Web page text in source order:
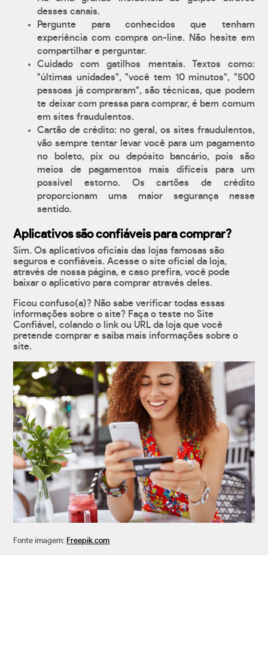
desses canais.
Pergunte para conhecidos que tenham
experiência com compra on-line. Não hesite em
compartilhar e perguntar.
Cuidado com gatilhos mentais. Textos como:
"últimas unidades", "você tem 10 minutos", "500
pessoas já compraram", são técnicas, que podem
te deixar com pressa para comprar, é bem comum
em sites fraudulentos.
Cartão de crédito: no geral, os sites fraudulentos,
vão sempre tentar levar você para um pagamento
no boleto, pix ou depósito bancário, pois são
meios de pagamentos mais difíceis para um
possível estorno. Os cartões de crédito
proporcionam uma maior segurança nesse
sentido.
Aplicativos são confiáveis para comprar?
Sim. Os aplicativos oficiais das lojas famosas são
seguros e confiáveis. Acesse o site oficial da loja,
através de nossa página, e caso prefira, você pode
baixar o aplicativo para comprar através deles.
Ficou confuso(a)? Não sabe verificar todas essas
informações sobre o site? Faça o teste no Site
Confiável, colando o link ou URL da loja que você
pretende comprar e saiba mais informações sobre o
site.
Fonte imagem: Freepik.com